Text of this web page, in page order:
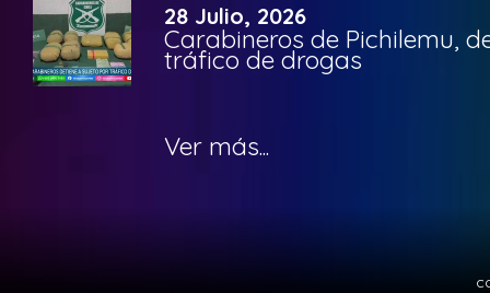
28 Julio, 2026
Carabineros de Pichilemu,
tráfico de drogas
Ver más...